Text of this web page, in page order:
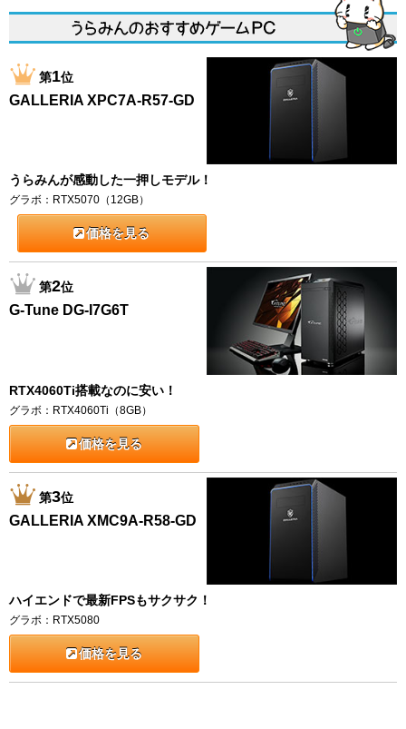
第1位
GALLERIA XPC7A-R57-GD
うらみんが感動した一押しモデル！
グラボ：RTX5070（12GB）
価格を見る
第2位
G-Tune DG-I7G6T
RTX4060Ti搭載なのに安い！
グラボ：RTX4060Ti（8GB）
価格を見る
第3位
GALLERIA XMC9A-R58-GD
ハイエンドで最新FPSもサクサク！
グラボ：RTX5080
価格を見る